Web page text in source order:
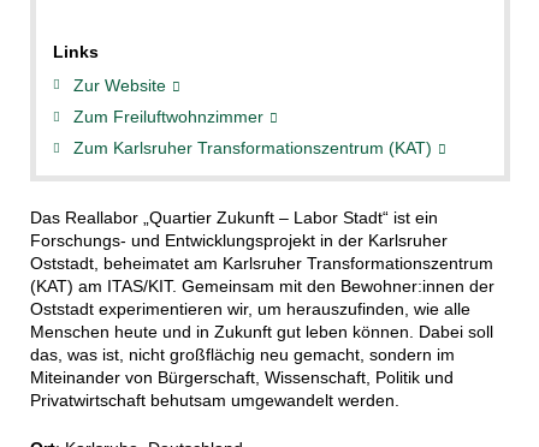
Links
Zur Website
Zum Freiluftwohnzimmer
Zum Karlsruher Transformationszentrum (KAT)
Das Reallabor „Quartier Zukunft – Labor Stadt“ ist ein
Forschungs- und Entwicklungsprojekt in der Karlsruher
Oststadt, beheimatet am Karlsruher Transformationszentrum
(KAT) am ITAS/KIT. Gemeinsam mit den Bewohner:innen der
Oststadt experimentieren wir, um herauszufinden, wie alle
Menschen heute und in Zukunft gut leben können. Dabei soll
das, was ist, nicht großflächig neu gemacht, sondern im
Miteinander von Bürgerschaft, Wissenschaft, Politik und
Privatwirtschaft behutsam umgewandelt werden.